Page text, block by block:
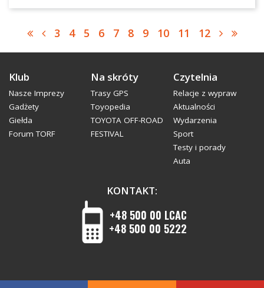
3 4 5 6 7 8 9 10 11 12
Klub
Nasze Imprezy
Gadżety
Giełda
Forum TORF
Na skróty
Trasy GPS
Toyopedia
TOYOTA OFF-ROAD
FESTIVAL
Czytelnia
Relacje z wypraw
Aktualności
Wydarzenia
Sport
Testy i porady
Auta
KONTAKT:
+48 500 00 LCAC
+48 500 00 5222